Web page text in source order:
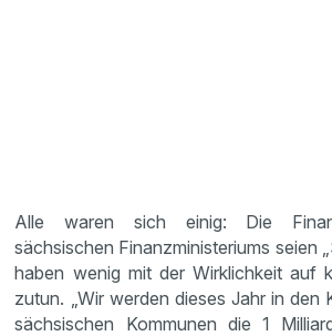
Alle waren sich einig: Die
sächsischen Finanzministeriums seien
haben wenig mit der Wirklichkeit auf
zutun. „Wir werden dieses Jahr in den
sächsischen Kommunen die 1